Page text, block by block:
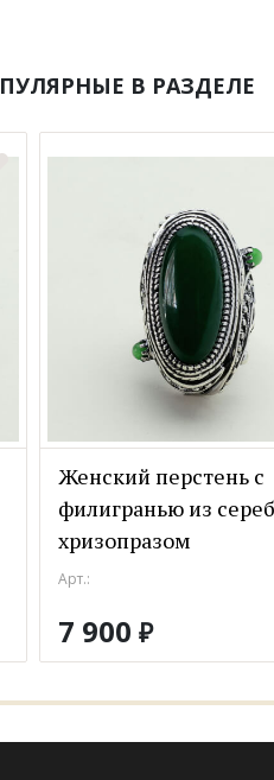
В РАЗДЕЛЕ
Женский перстень с
филигранью из
хризопразом
Арт.:
7 900 ₽